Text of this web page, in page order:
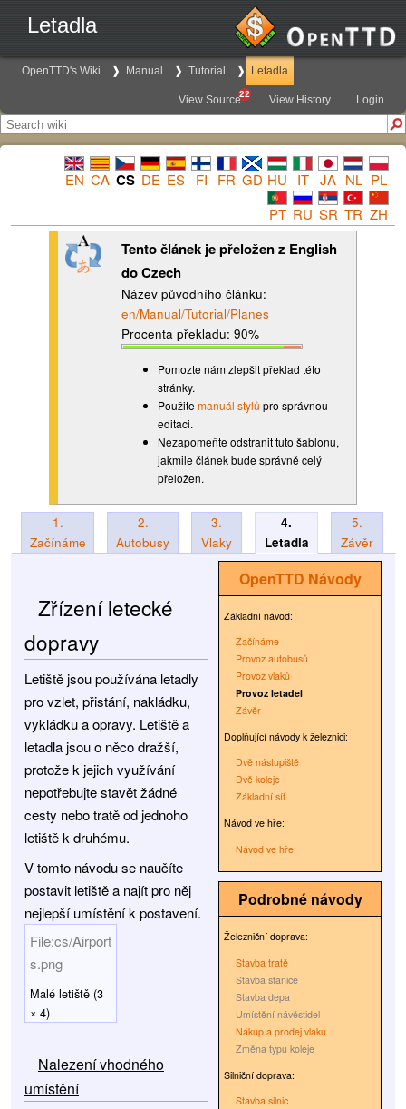
Letadla
OpenTTD's Wiki Manual Tutorial Letadla
View Source22 View History Login
EN CA CS DE ES FI FR GD HU IT JA NL PL
PT RU SR TR ZH
Tento článek je přeložen z English
do Czech
Název původního článku:
en/Manual/Tutorial/Planes
Procenta překladu: 90%
Pomozte nám zlepšit překlad této
stránky.
Použitemanuál stylů pro správnou
editaci.
Nezapomeňte odstranit tuto šablonu,
jakmile článek bude správně celý
přeložen.
1.
Začínáme
2.
Autobusy
3.
Vlaky
4.
Letadla
5.
Závěr
OpenTTD Návody
Základní návod:
Začínáme
Provoz autobusů
Provoz vlaků
Provoz letadel
Závěr
Doplňující návody k železnici:
Dvě nástupiště
Dvě koleje
Základní síť
Návod ve hře:
Návod ve hře
Podrobné návody
Železniční doprava:
Stavba tratě
Stavba stanice
Stavba depa
Umístění návěstidel
Nákup a prodej vlaku
Změna typu koleje
Silniční doprava:
Stavba silnic
Zřízení letecké
dopravy
Letiště jsou používána letadly
pro vzlet, přistání, nakládku,
vykládku a opravy. Letiště a
letadla jsou o něco dražší,
protože k jejich využívání
nepotřebujte stavět žádné
cesty nebo tratě od jednoho
letiště k druhému.
V tomto návodu se naučíte
postavit letiště a najít pro něj
nejlepší umístění k postavení.
File:cs/Airport
s.png
Malé letiště (3
× 4)
Nalezení vhodného
umístění